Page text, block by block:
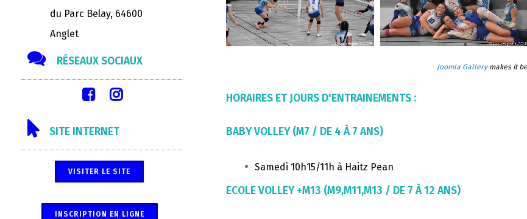
du Parc Belay, 64600
Anglet
RÉSEAUX SOCIAUX
SITE INTERNET
VISITER LE SITE
INSCRIPTION EN LIGNE
Joomla Gallerymakes it
HORAIRES ET JOURS D'ENTRAINEMENTS :
BABY VOLLEY (M7 / DE 4 À 7 ANS)
Samedi 10h15/11h à Haitz Pean
ECOLE VOLLEY +M13 (M9,M11,M13 / DE 7 À 12 ANS)